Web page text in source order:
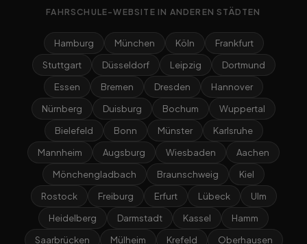
FAHRSCHULE-WEBSITE IN ANDEREN STÄDTEN
Hamburg München Köln
Frankfurt
Stuttgart
Düsseldorf Leipzig
Dortmund
Essen
Bremen Dresden
Hannover
Nürnberg
Duisburg Bochum
Wuppertal
Bielefeld
Bonn Münster
Karlsruhe
Mannheim
Augsburg Wiesbaden
Aachen
Mönchengladbach
Braunschweig
Kiel
Rostock
Freiburg Erfurt Lübeck
Ulm
Heidelberg
Darmstadt Kassel
Hamm
Saarbrücken
Mülheim Krefeld Oberhausen